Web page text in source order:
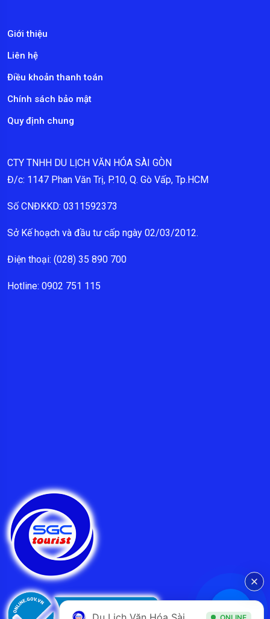
Giới thiệu
Liên hệ
Điều khoản thanh toán
Chính sách bảo mật
Quy định chung
CTY TNHH DU LỊCH VĂN HÓA SÀI GÒN
Đ/c: 1147 Phan Văn Trị, P.10, Q. Gò Vấp, Tp.HCM
Số CNĐKKD: 0311592373
Sở Kế hoạch và đầu tư cấp ngày 02/03/2012.
Điện thoại: (028) 35 890 700
Hotline: 0902 751 115
ONLINE